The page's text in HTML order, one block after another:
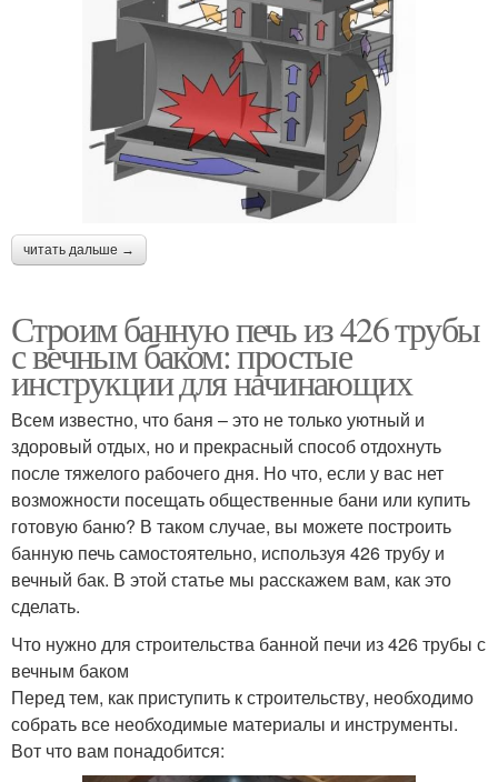
читать дальше →
Строим банную печь из 426 трубы
с вечным баком: простые
инструкции для начинающих
Всем известно, что баня – это не только уютный и
здоровый отдых, но и прекрасный способ отдохнуть
после тяжелого рабочего дня. Но что, если у вас нет
возможности посещать общественные бани или купить
готовую баню? В таком случае, вы можете построить
банную печь самостоятельно, используя 426 трубу и
вечный бак. В этой статье мы расскажем вам, как это
сделать.
Что нужно для строительства банной печи из 426 трубы с
вечным баком
Перед тем, как приступить к строительству, необходимо
собрать все необходимые материалы и инструменты.
Вот что вам понадобится: